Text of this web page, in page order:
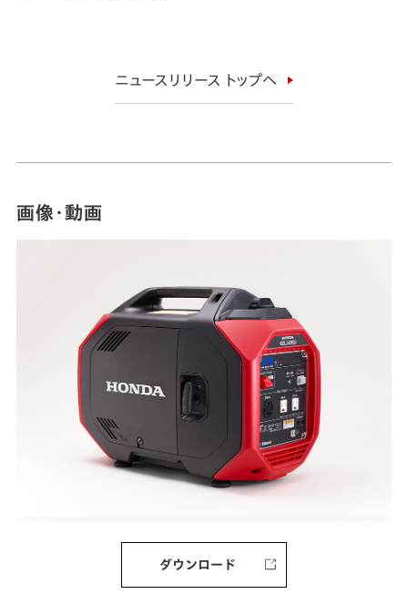
ニュースリリース トップへ
画像・動画
ダウンロード